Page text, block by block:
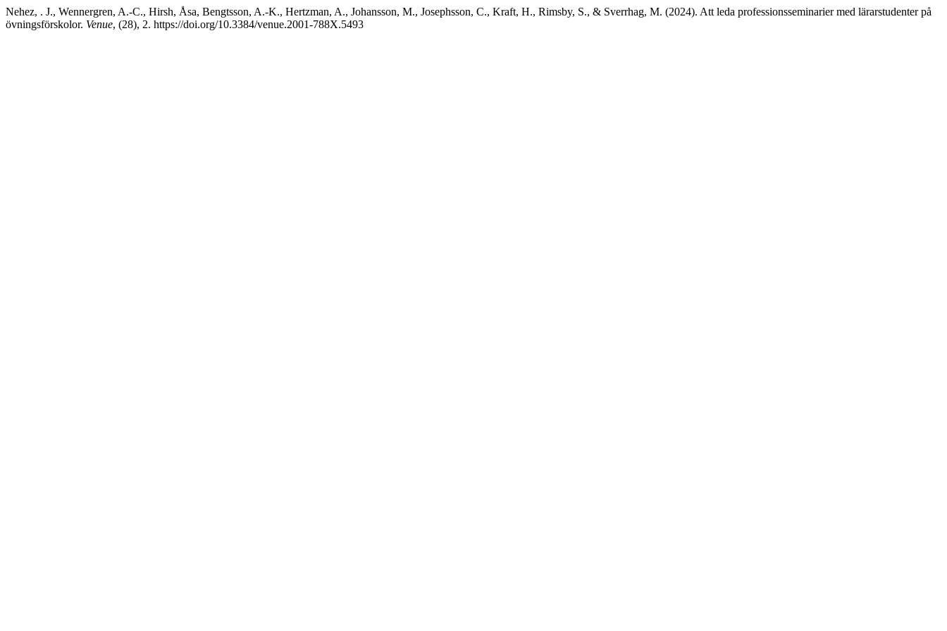
Nehez, . J., Wennergren, A.-C., Hirsh, Åsa, Bengtsson, A.-K., Hertzman, A., Johansson, M., Josephsson, C., Kraft, H., Rimsby, S., & Sverrhag, M. (2024). Att leda professionsseminarier med lärarstudenter på
övningsförskolor. Venue, (28), 2. https://doi.org/10.3384/venue.2001-788X.5493